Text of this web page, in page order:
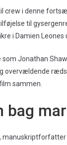
crew i denne
til
i Damien Leones
som Jonathan
overvældende
sammen.
bag